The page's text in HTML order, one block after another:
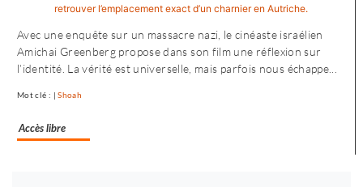
de
«
Noureev
Avec une enquête sur un massacre nazi, le cinéaste israélien
Amichai Greenberg propose dans son film une réflexion sur
l’identité. La vérité est universelle, mais parfois nous échappe...
Mot clé : |Shoah
Accès libre